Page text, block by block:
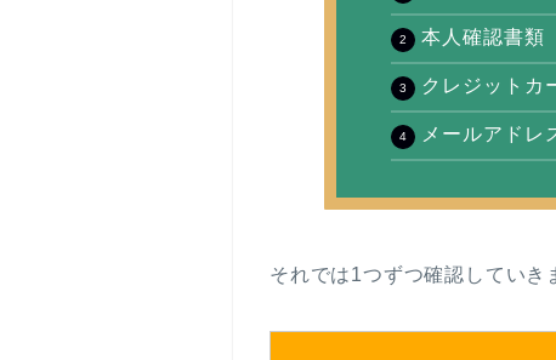
本人確認書類
クレジットカ
メールアドレ
それでは1つずつ確認していき